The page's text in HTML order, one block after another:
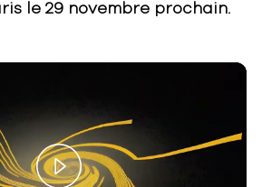
le 29 novembre prochain.